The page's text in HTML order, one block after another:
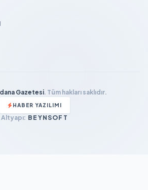
Gazetesi. Tüm hakları saklıdır.
HABER YAZILIMI
Altyapı: BEYNSOFT